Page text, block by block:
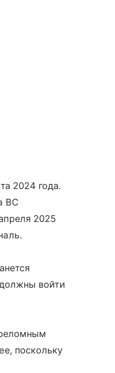
2024 года.
ВС
2025
войти
поскольку